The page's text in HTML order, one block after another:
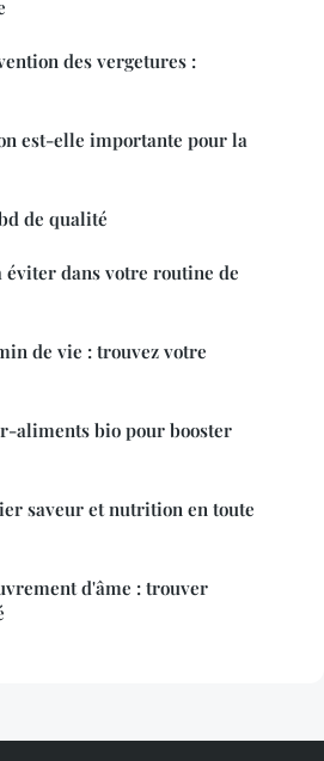
des vergetures :
est-elle importante pour la
de qualité
éviter dans votre routine de
de vie : trouvez votre
aliments bio pour booster
saveur et nutrition en toute
d'âme : trouver